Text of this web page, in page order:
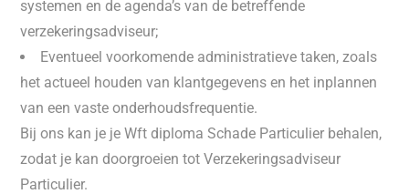
systemen en de agenda’s van de betreffende
verzekeringsadviseur;
Eventueel voorkomende administratieve taken, zoals
het actueel houden van klantgegevens en het inplannen
van een vaste onderhoudsfrequentie.
Bij ons kan je je Wft diploma Schade Particulier behalen,
zodat je kan doorgroeien tot Verzekeringsadviseur
Particulier.